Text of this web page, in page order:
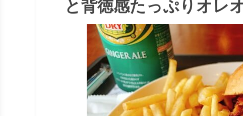
と背徳感たっぷりオレ